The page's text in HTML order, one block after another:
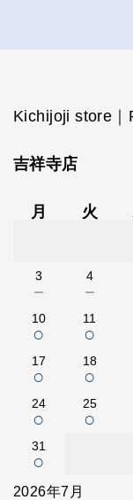
Kichijoji store
吉祥寺店
月 火
3
－
4
－
10
○
11
○
17
○
18
○
24
○
25
○
31
○
2026年7月